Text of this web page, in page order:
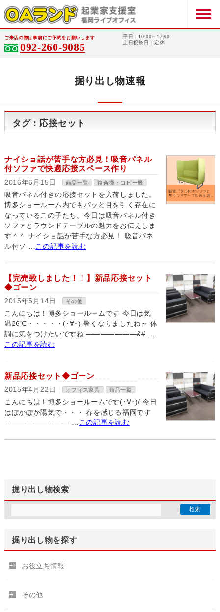
ご来店の際は事前にご予約をお願いします
092-260-9085
平日：10:00～17:00
土日祝祭日：定休
掘り出し物速報
タグ : 応接セット
ナイショ話が苦手な方必見！吸音パネル
付ソファで快適応接スペース作り
2016年6月15日 商品一覧 複合機・コピー機
吸音パネル付きの応接セットを入荷しました。
博多ショールーム内でもパッと目を引く存在に
なっているこの子たち。今日は吸音パネル付き
ソファとラウンドテーブルの魅力をお伝えしま
す＾＾ ナイショ話が苦手な方必見！ 吸音パネ
ル付ソ … この記事を読む
【完売致しました！！】新品応接セット
◆ゴーン
2015年5月14日 その他
こんにちは！博多ショールームです 今日は気
温26℃・・・・・(･∀･) 暑くなりましたね～ 体
調に気をつけたいですね ———————&# …
この記事を読む
新品応接セット◆ゴーン
2015年4月22日 オフィス家具 商品一覧
こんにちは！博多ショールームです(･∀･)/ 今日
はぽかぽか陽気で・・・ 春を感じる福岡です
————————— …
この記事を読む
掘り出し物検索
掘り出し物を探す
お役立ち情報
その他